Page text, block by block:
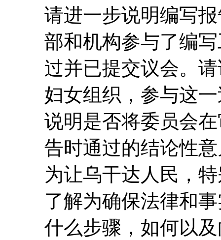
请进一步说明编写
部和机构参与了编
过并已提交议会。
妇女组织，参与这
说明是否将委员会
告时通过的结论性
为让乌干达人民，
了解为确保法律和
什么步骤，如何以